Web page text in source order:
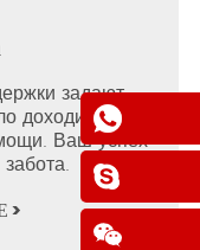
задают
доходит до
Ваш успех
>